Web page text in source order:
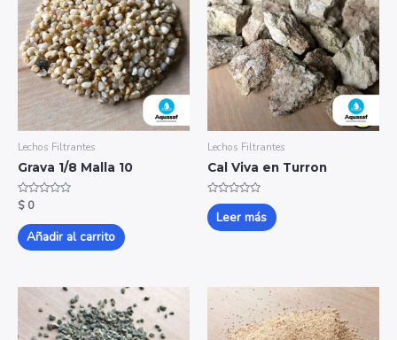
Lechos Filtrantes
Grava 1/8 Malla 10
Valorado
con
de
5
$ 0
Añadir al carrito
Lechos Filtrantes
Cal Viva en Turron
Valorado
con
0
de
Leer más